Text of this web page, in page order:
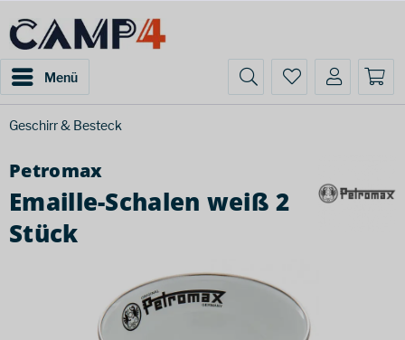
Menü
Geschirr & Besteck
Petromax
Emaille-Schalen weiß 2
Stück